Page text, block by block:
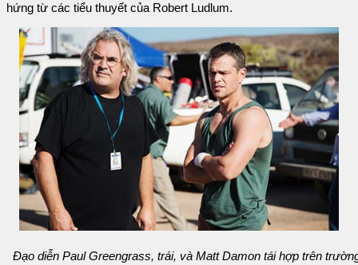
hứng từ các tiểu thuyết của Robert Ludlum.
Đạo diễn Paul Greengrass, trái, và Matt Damon tái hợp trên